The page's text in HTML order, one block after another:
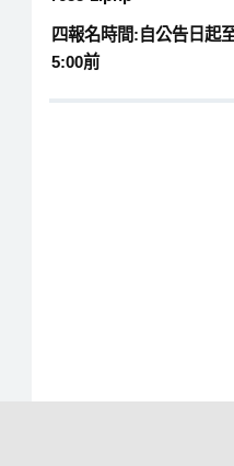
四報名時間:自公告日起
5:00前